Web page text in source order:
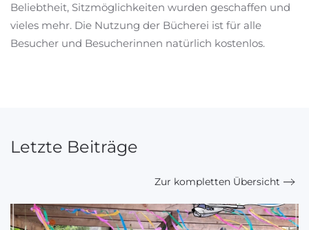
Beliebtheit, Sitzmöglichkeiten wurden geschaffen und
vieles mehr. Die Nutzung der Bücherei ist für alle
Besucher und Besucherinnen natürlich kostenlos.
Letzte Beiträge
Zur kompletten Übersicht